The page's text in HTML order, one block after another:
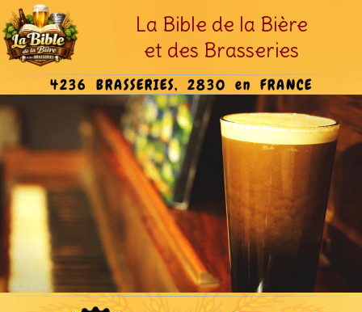
La Bible de la Bière
et des Brasseries
4236 BRASSERIES, 2830 en FRANCE